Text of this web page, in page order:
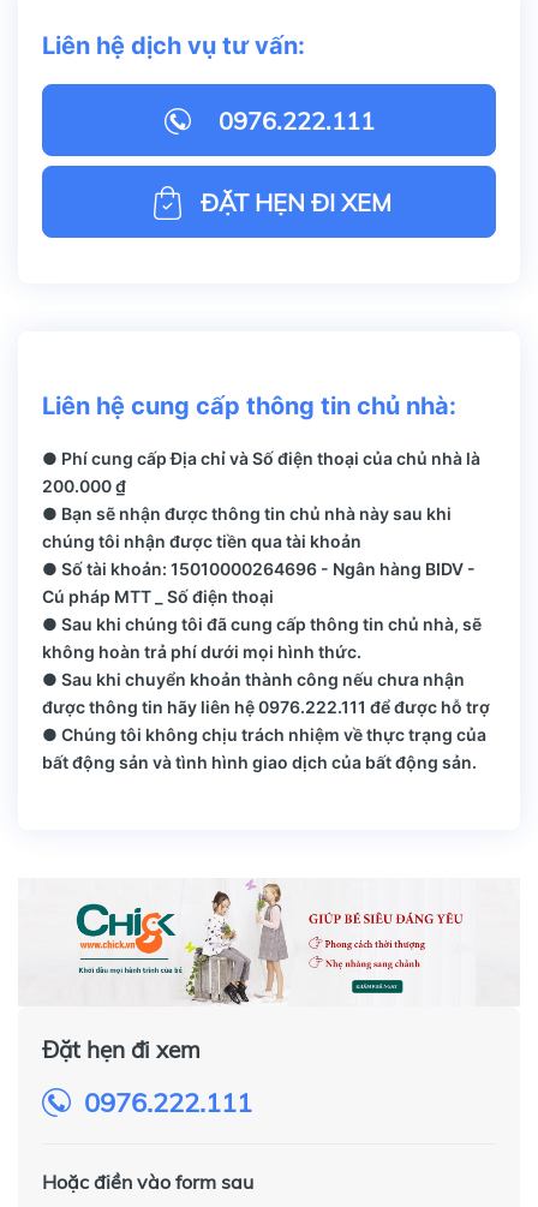
Liên hệ dịch vụ tư vấn:
0976.222.111
ĐẶT HẸN ĐI XEM
Liên hệ cung cấp thông tin chủ nhà:
● Phí cung cấp Địa chỉ và Số điện thoại của chủ nhà là
200.000 ₫
● Bạn sẽ nhận được thông tin chủ nhà này sau khi
chúng tôi nhận được tiền qua tài khoản
● Số tài khoản: 15010000264696 - Ngân hàng BIDV -
Cú pháp MTT _ Số điện thoại
● Sau khi chúng tôi đã cung cấp thông tin chủ nhà, sẽ
không hoàn trả phí dưới mọi hình thức.
● Sau khi chuyển khoản thành công nếu chưa nhận
được thông tin hãy liên hệ 0976.222.111 để được hỗ trợ
● Chúng tôi không chịu trách nhiệm về thực trạng của
bất động sản và tình hình giao dịch của bất động sản.
Đặt hẹn đi xem
0976.222.111
Hoặc điền vào form sau